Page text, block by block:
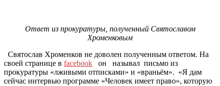
Ответ из прокуратуры, полученный Святославом
Хроменковым
Святослав Хроменков не доволен полученным ответом. На
своей странице в facebook он называл письмо из
прокуратуры «лживыми отписками» и «враньём». «Я дам
сейчас интервью программе «Человек имеет право», которую